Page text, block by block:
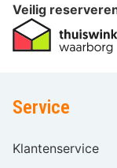
Veilig
Service
Klantenservice